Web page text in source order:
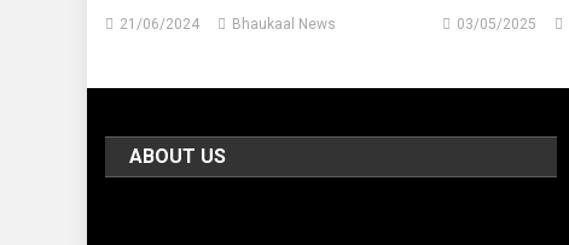
21/06/2024 Bhaukaal News 03/05/2025
ABOUT US